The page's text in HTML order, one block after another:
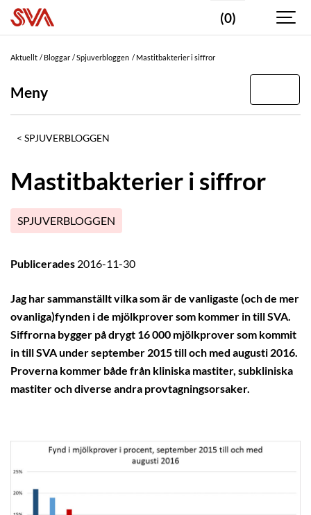
(0)
Aktuellt Bloggar Spjuverbloggen Mastitbakterier i siffror
Meny
SPJUVERBLOGGEN
Mastitbakterier i siffror
SPJUVERBLOGGEN
Publicerades 2016-11-30
Jag har sammanställt vilka som är de vanligaste (och de mer
ovanliga)fynden i de mjölkprover som kommer in till SVA.
Siffrorna bygger på drygt 16 000 mjölkprover som kommit
in till SVA under september 2015 till och med augusti 2016.
Proverna kommer både från kliniska mastiter, subkliniska
mastiter och diverse andra provtagningsorsaker.